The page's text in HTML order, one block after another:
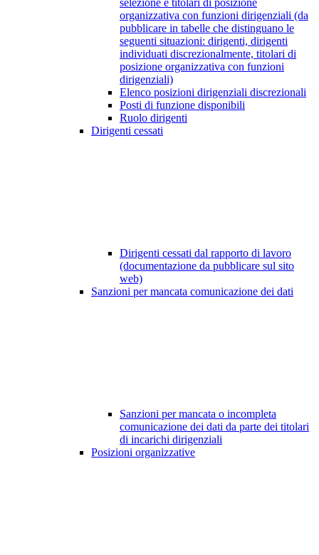
selezione e titolari di posizione
organizzativa con funzioni dirigenziali (da
pubblicare in tabelle che distinguano le
seguenti situazioni: dirigenti, dirigenti
individuati discrezionalmente, titolari di
posizione organizzativa con funzioni
dirigenziali)
Elenco posizioni dirigenziali discrezionali
Posti di funzione disponibili
Ruolo dirigenti
Dirigenti cessati
Dirigenti cessati dal rapporto di lavoro
(documentazione da pubblicare sul sito
web)
Sanzioni per mancata comunicazione dei dati
Sanzioni per mancata o incompleta
comunicazione dei dati da parte dei titolari
di incarichi dirigenziali
Posizioni organizzative